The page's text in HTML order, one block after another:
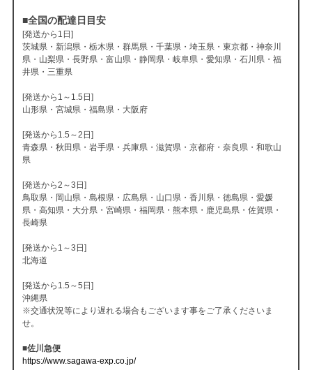
■全国の配達日目安
[発送から1日]
茨城県・新潟県・栃木県・群馬県・千葉県・埼玉県・東京都・神奈川
県・山梨県・長野県・富山県・静岡県・岐阜県・愛知県・石川県・福
井県・三重県
[発送から1～1.5日]
山形県・宮城県・福島県・大阪府
[発送から1.5～2日]
青森県・秋田県・岩手県・兵庫県・滋賀県・京都府・奈良県・和歌山
県
[発送から2～3日]
鳥取県・岡山県・島根県・広島県・山口県・香川県・徳島県・愛媛
県・高知県・大分県・宮崎県・福岡県・熊本県・鹿児島県・佐賀県・
長崎県
[発送から1～3日]
北海道
[発送から1.5～5日]
沖縄県
※交通状況等により遅れる場合もございます事をご了承くださいま
せ。
■佐川急便
https://www.sagawa-exp.co.jp/